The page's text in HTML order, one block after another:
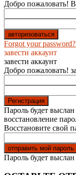
Добро пожаловать!
Forgot your
завести аккаунт
завести аккаунт
Добро пожаловать!
Пароль будет
восстановление
Восстановите свой
Пароль будет